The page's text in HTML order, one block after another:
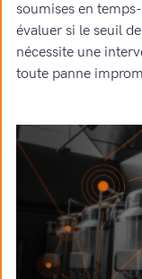
soumises en
évaluer si le seuil
nécessite une
toute panne